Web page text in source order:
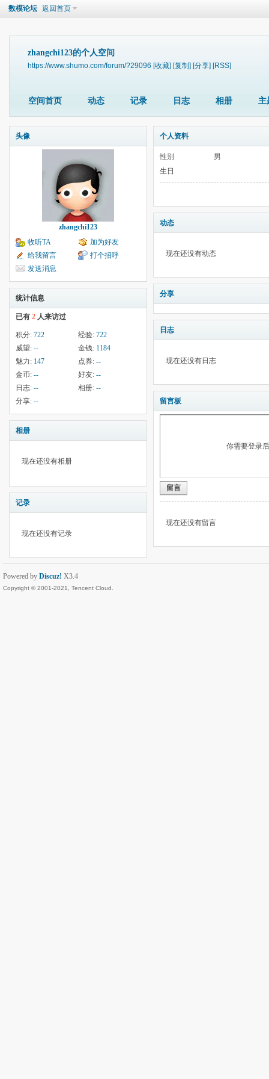
数模论坛 返回首页
zhangchi123的个人空间
https://www.shumo.com/forum/?29096 [收藏] [复制] [分享] [RSS]
空间首页 动态 记录 日志 相册 主
头像
zhangchi123
收听TA
加为好友
给我留言
打个招呼
发送消息
统计信息
已有 2 人来访过
积分: 722 经验: 722
威望: -- 金钱: 1184
魅力: 147 点券: --
金币: -- 好友: --
日志: -- 相册: --
分享: --
相册
现在还没有相册
记录
现在还没有记录
个人资料
性别
男
生日
动态
现在还没有动态
分享
日志
现在还没有日志
留言板
你需要登录
留言
现在还没有留言
Powered by Discuz! X3.4
Copyright © 2001-2021, Tencent Cloud.